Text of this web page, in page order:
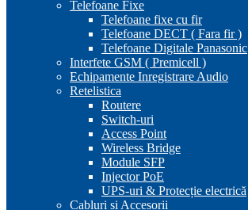
Telefoane Fixe
Telefoane fixe cu fir
Telefoane DECT ( Fara fir )
Telefoane Digitale Panasonic
Interfete GSM ( Premicell )
Echipamente Inregistrare Audio
Retelistica
Routere
Switch-uri
Access Point
Wireless Bridge
Module SFP
Injector PoE
UPS-uri & Protecție electrică
Cabluri și Accesorii